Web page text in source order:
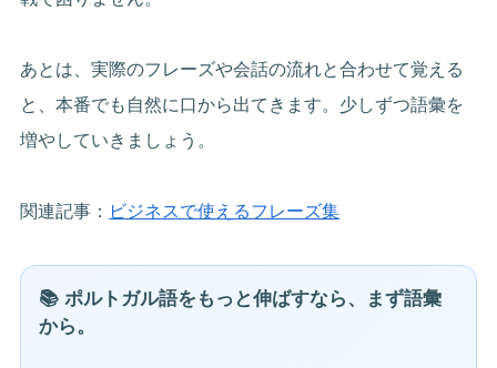
あとは、実際のフレーズや会話の流れと合わせて覚える
と、本番でも自然に口から出てきます。少しずつ語彙を
増やしていきましょう。
関連記事： ビジネスで使えるフレーズ集
📚 ポルトガル語をもっと伸ばすなら、まず語彙
から。